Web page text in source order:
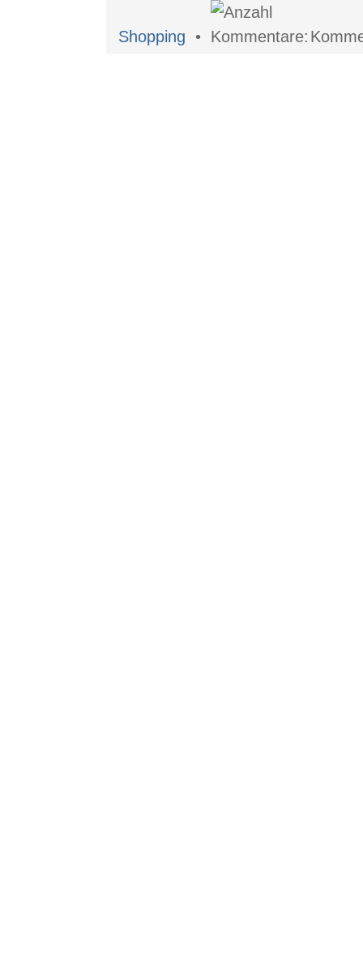
Shopping •